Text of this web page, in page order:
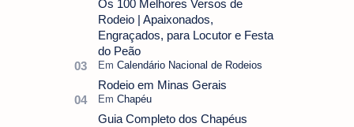
Os 100 Melhores Versos de
Rodeio | Apaixonados,
Engraçados, para Locutor e Festa
do Peão
Rodeio em Minas Gerais
Guia Completo dos Chapéus